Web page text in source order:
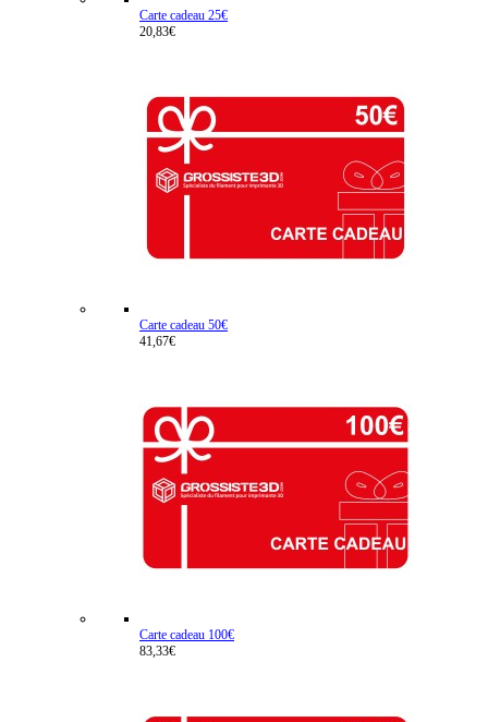
Carte cadeau 25€
20,83€
Carte cadeau 50€
41,67€
Carte cadeau 100€
83,33€